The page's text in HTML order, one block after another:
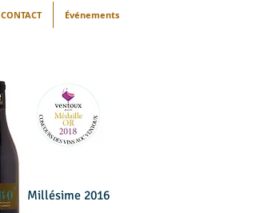
CONTACT Événements
Millésime 2016